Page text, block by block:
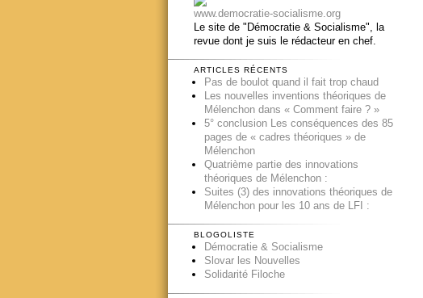
www.democratie-socialisme.org
Le site de "Démocratie & Socialisme", la
revue dont je suis le rédacteur en chef.
ARTICLES RÉCENTS
Pas de boulot quand il fait trop chaud
Les nouvelles inventions théoriques de
Mélenchon dans « Comment faire ? »
5° conclusion Les conséquences des 85
pages de « cadres théoriques » de
Mélenchon
Quatrième partie des innovations
théoriques de Mélenchon :
Suites (3) des innovations théoriques de
Mélenchon pour les 10 ans de LFI :
BLOGOLISTE
Démocratie & Socialisme
Slovar les Nouvelles
Solidarité Filoche